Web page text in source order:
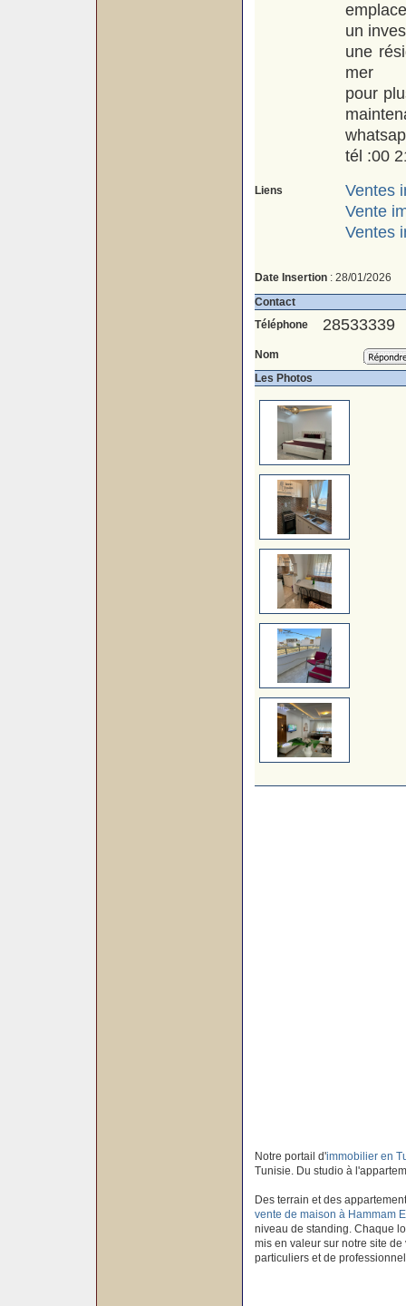
un
une
mer
pour
tél :00
Liens
Ventes
Vente
Ventes
Date Insertion: 28/01/2026
Contact
Téléphone
28533339
Nom
Les Photos
Notre portail d'immobilier en
Tunisie. Du studio à
Des terrain et des
vente de maison à Hammam
niveau de standing. Chaque
mis en valeur sur notre site
particuliers et de